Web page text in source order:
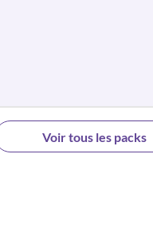
Voir tous les packs